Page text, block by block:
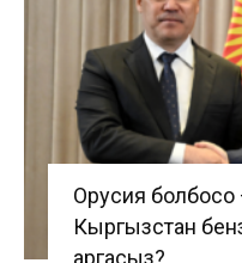
Орусия
Кыргызстан
аргасыз?